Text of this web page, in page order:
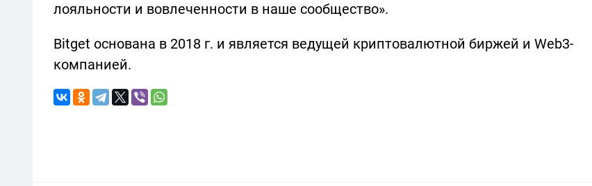
лояльности и вовлеченности в наше сообщество».
Bitget основана в 2018 г. и является ведущей криптовалютной биржей и Web3-
компанией.